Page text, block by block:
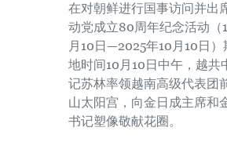
在对朝鲜进行国事访问并出
动党成立80周年纪念活动（
月10日—2025年10月10日）
地时间10月10日中午，越共
记苏林率领越南高级代表团
山太阳宫，向金日成主席和
书记塑像敬献花圈。